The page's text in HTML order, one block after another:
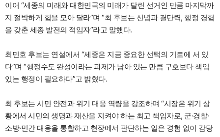
이어 “세종의 미래와 대한민국의 미래가 달린 선거인 만큼 마지막까
지 절박하게 힘을 모아 달라”며 “최 후보는 신념과 결단력, 행정 경험
을 갖춘 세종 발전의 적임자”라고 말했다.
최민호 후보는 연설에서 “세종은 지금 중요한 선택의 기로에 서 있
다”며 “행정수도 완성이라는 과제가 남아 있는 만큼 구호보다 책임
있는 행정이 필요하다”고 밝혔다.
최 후보는 시민 안전과 위기 대응 역량을 강조하며 “시장은 위기 상
황에서 시민의 생명과 재산을 지켜야 하는 최고 책임자로, 군·경찰·
소방·민간 대응을 통합하고 현장에서 판단하는 일은 경험 없이 감당